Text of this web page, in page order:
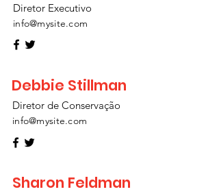
Diretor Executivo
info@mysite.com
Debbie Stillman
Diretor de Conservação
info@mysite.com
Sharon Feldman